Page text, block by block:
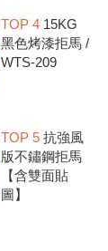
TOP 4 15KG
黑色烤漆拒馬 /
WTS-209
TOP 5 抗強風
版不鏽鋼拒馬
【含雙面貼
圖】